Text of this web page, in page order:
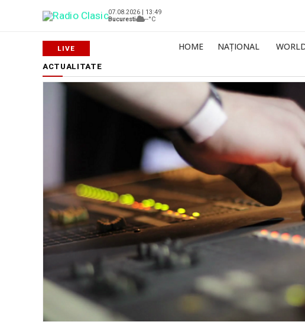
07.08.2026 | 13:49
Bucuresti
--°C
HOME NAȚIONAL
ACTUALITATE